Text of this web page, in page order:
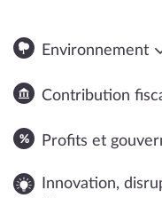
Environnement
Contribution
Profits et
Innovation,